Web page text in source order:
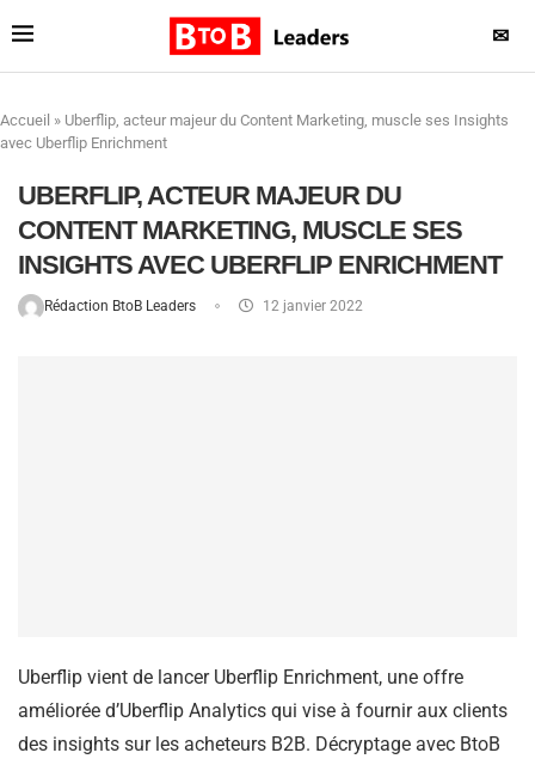
✉
Accueil » Uberflip, acteur majeur du Content Marketing, muscle ses Insights
avec Uberflip Enrichment
UBERFLIP, ACTEUR MAJEUR DU
CONTENT MARKETING, MUSCLE SES
INSIGHTS AVEC UBERFLIP ENRICHMENT
Rédaction BtoB Leaders 12 janvier 2022
Uberflip vient de lancer Uberflip Enrichment, une offre
améliorée d’Uberflip Analytics qui vise à fournir aux clients
des insights sur les acheteurs B2B. Décryptage avec BtoB